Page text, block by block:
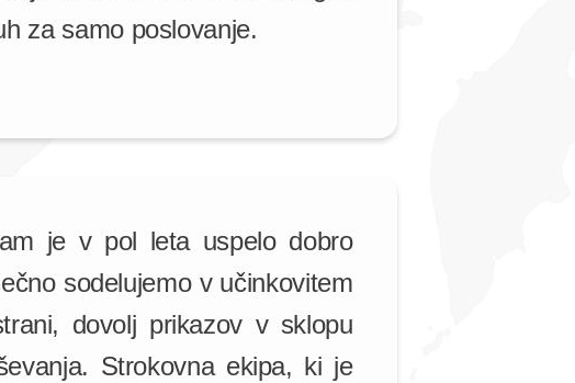
za samo poslovanje.
je v pol leta uspelo dobro
sodelujemo v učinkovitem
dovolj prikazov v sklopu
Strokovna ekipa, ki je